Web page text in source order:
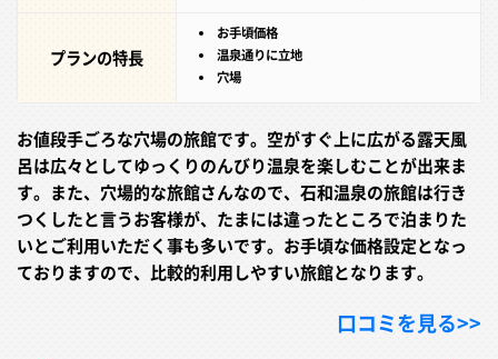
プランの特長
お手頃価格
温泉通りに立地
穴場
お値段手ごろな穴場の旅館です。空がすぐ上に広がる露天風
呂は広々としてゆっくりのんびり温泉を楽しむことが出来ま
す。また、穴場的な旅館さんなので、石和温泉の旅館は行き
つくしたと言うお客様が、たまには違ったところで泊まりた
いとご利用いただく事も多いです。お手頃な価格設定となっ
ておりますので、比較的利用しやすい旅館となります。
口コミを見る>>